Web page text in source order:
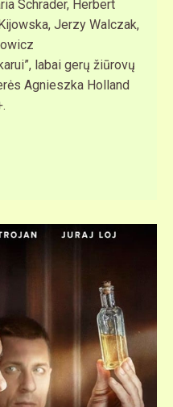
Schrader, Herbert
Jerzy Walczak,
labai gerų žiūrovų
Agnieszka Holland